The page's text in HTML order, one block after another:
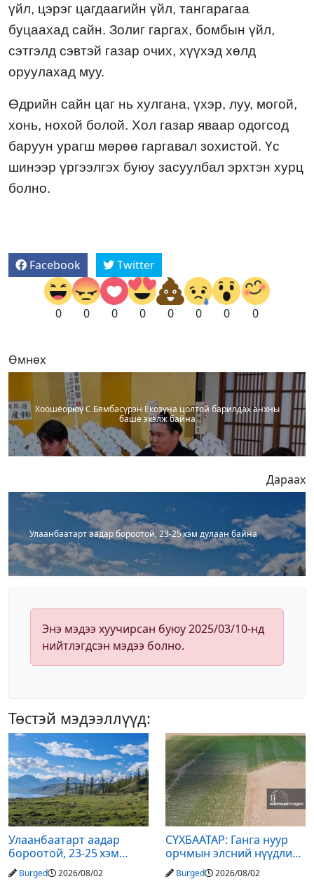
үйл, цэрэг цагдаагийн үйл, тангарагаа
буцаахад сайн. Золиг гаргах, бомбын үйл,
сэтгэлд сэвтэй газар очих, хүүхэд хөлд
оруулахад муу.
Өдрийн сайн цаг нь хулгана, үхэр, луу, могой,
хонь, нохой болой. Хол газар яваар одогсод
баруун урагш мөрөө гаргавал зохистой. Үс
шинээр үргээлгэх буюу засуулбал эрхтэн хурц
болно.
Facebook Twitter
0 0 0 0 0 0 0 0
Өмнөх
Хоошёорюү С.Бямбасүрэн Ёкозүна цолтой барилдах анхны
башё эхэлж байна
Дараах
Улаанбаатарт аадар бороотой, 23-25 хэм дулаан байна
Энэ мэдээ хуучирсан буюу 2025/03/10-нд
нийтлэгдсэн мэдээ болно.
Төстэй мэдээллүүд:
Улаанбаатарт аадар
бороотой, 23-25 хэм
дулаан байна
Burged 2026/08/02
СҮХБААТАР: Ганга нуур
орчмын элсний нүүдлийг
зогсоох туршилтын ажил
үр дүнгээ өгч эхэлжээ
Burged 2026/08/02